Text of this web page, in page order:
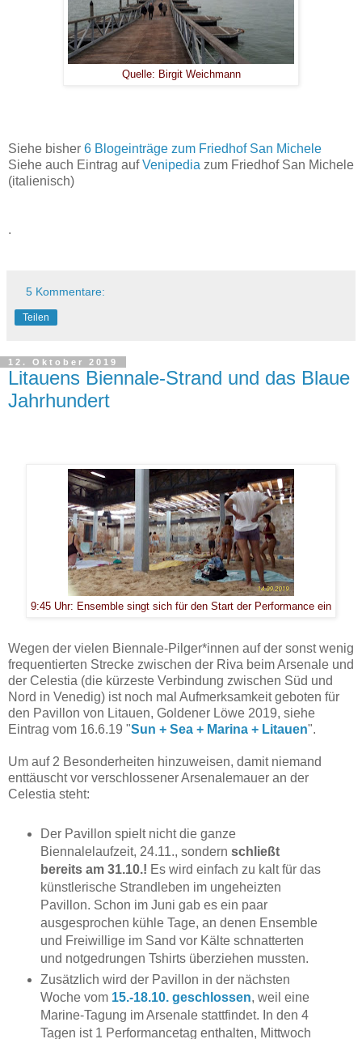
Quelle: Birgit Weichmann
Siehe bisher 6 Blogeinträge zum Friedhof San Michele
Siehe auch Eintrag aufVenipedia zum Friedhof San Michele
(italienisch)
.
5 Kommentare:
Teilen
12. Oktober 2019
Litauens Biennale-Strand und das Blaue
Jahrhundert
9:45 Uhr: Ensemble singt sich für den Start der Performance ein
Wegen der vielen Biennale-Pilger*innen auf der sonst wenig
frequentierten Strecke zwischen der Riva beim Arsenale und
der Celestia (die kürzeste Verbindung zwischen Süd und
Nord in Venedig) ist noch mal Aufmerksamkeit geboten für
den Pavillon von Litauen, Goldener Löwe 2019, siehe
Eintrag vom 16.6.19 "Sun + Sea + Marina + Litauen".
Um auf 2 Besonderheiten hinzuweisen, damit niemand
enttäuscht vor verschlossener Arsenalemauer an der
Celestia steht:
Der Pavillon spielt nicht die ganze
Biennalelaufzeit, 24.11., sondern schließt
bereits am 31.10.! Es wird einfach zu kalt für das
künstlerische Strandleben im ungeheizten
Pavillon. Schon im Juni gab es ein paar
ausgesprochen kühle Tage, an denen Ensemble
und Freiwillige im Sand vor Kälte schnatterten
und notgedrungen Tshirts überziehen mussten.
Zusätzlich wird der Pavillon in der nächsten
Woche vom 15.-18.10. geschlossen, weil eine
Marine-Tagung im Arsenale stattfindet. In den 4
Tagen ist 1 Performancetag enthalten, Mittwoch